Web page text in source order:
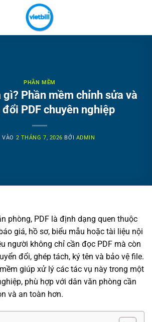
PHẦN MỀM
gì? Phần mềm chỉnh sửa và
PDF chuyên nghiệp
VÀO 2 THÁNG 7, 2026 BỞI ADMIN
phòng, PDF là định dạng quen thuộc
giá, hồ sơ, biểu mẫu hoặc tài liệu nội
người không chỉ cần đọc PDF mà còn
đổi, ghép tách, ký tên và bảo vệ file.
giúp xử lý các tác vụ này trong một
phù hợp với dân văn phòng cần
và an toàn hơn.